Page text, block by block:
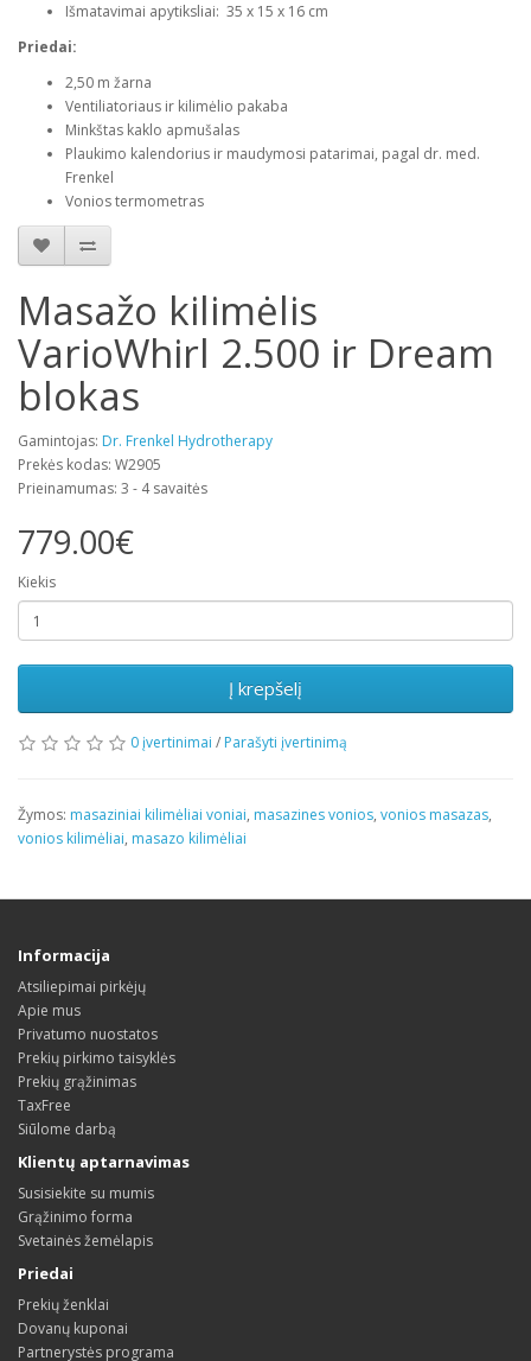
Išmatavimai apytiksliai: 35 x 15 x 16 cm
Priedai:
2,50 m žarna
Ventiliatoriaus ir kilimėlio pakaba
Minkštas kaklo apmušalas
Plaukimo kalendorius ir maudymosi patarimai, pagal dr. med.
Frenkel
Vonios termometras
Masažo kilimėlis
VarioWhirl 2.500 ir Dream
blokas
Gamintojas: Dr. Frenkel Hydrotherapy
Prekės kodas: W2905
Prieinamumas: 3 - 4 savaitės
779.00€
Kiekis
Į krepšelį
0 įvertinimai / Parašyti įvertinimą
Žymos: masaziniai kilimėliai voniai, masazines vonios, vonios masazas,
vonios kilimėliai, masazo kilimėliai
Informacija
Atsiliepimai pirkėjų
Apie mus
Privatumo nuostatos
Prekių pirkimo taisyklės
Prekių grąžinimas
TaxFree
Siūlome darbą
Klientų aptarnavimas
Susisiekite su mumis
Grąžinimo forma
Svetainės žemėlapis
Priedai
Prekių ženklai
Dovanų kuponai
Partnerystės programa